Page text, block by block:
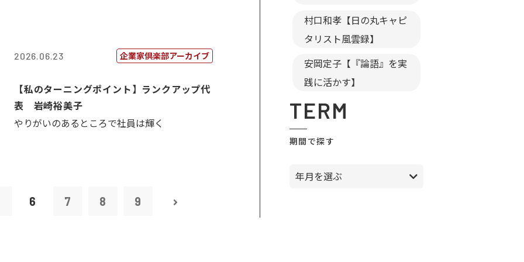
2026.06.23 企業家倶楽部アーカイブ
【私のターニングポイント】ランクアップ代
表 岩崎裕美子
やりがいのあるところで社員は輝く
6 7 8 9
村口和孝【日の丸キャピ
タリスト風雲録】
安岡定子【『論語』を実
践に活かす】
TERM
期間で探す
年月を選ぶ